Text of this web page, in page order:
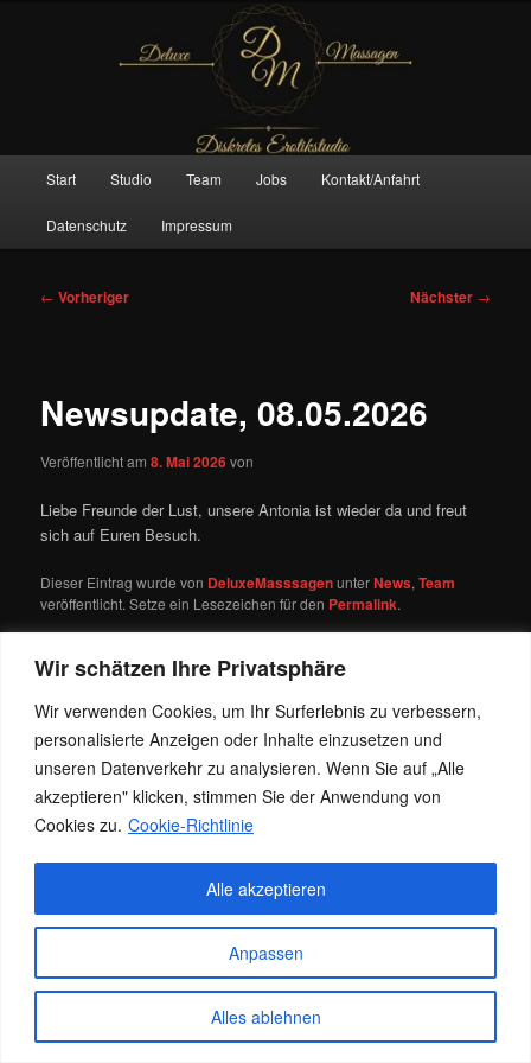
Wir schätzen Ihre Privatsphäre
Wir verwenden Cookies, um Ihr Surferlebnis zu verbessern,
personalisierte Anzeigen oder Inhalte einzusetzen und
unseren Datenverkehr zu analysieren. Wenn Sie auf „Alle
akzeptieren" klicken, stimmen Sie der Anwendung von
Cookies zu. Cookie-Richtlinie
Anpassen
Alles ablehnen
Alle akzeptieren
Deluxe Massagen And More
Start Studio Team Jobs Kontakt/Anfahrt
Datenschutz Impressum
Beitragsnavigation
← Vorheriger Nächster →
Newsupdate, 08.05.2026
Veröffentlicht am8. Mai 2026von
Liebe Freunde der Lust, unsere Antonia ist wieder da und freut
sich auf Euren Besuch.
Dieser Eintrag wurde von DeluxeMasssagenunterNews,Team
veröffentlicht. Setze ein Lesezeichen für den Permalink.
Stolz präsentiert von WordPress